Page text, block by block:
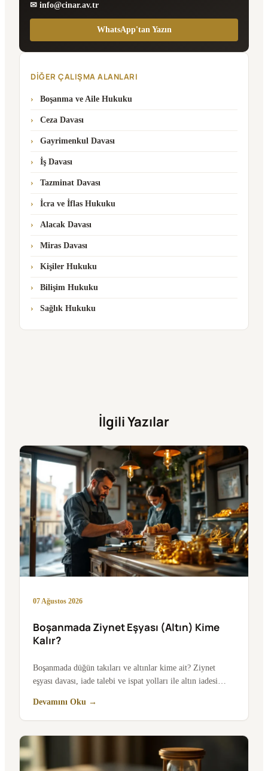
✉ info@cinar.av.tr
WhatsApp'tan Yazın
DIĞER ÇALIŞMA ALANLARI
Boşanma ve Aile Hukuku
Ceza Davası
Gayrimenkul Davası
İş Davası
Tazminat Davası
İcra ve İflas Hukuku
Alacak Davası
Miras Davası
Kişiler Hukuku
Bilişim Hukuku
Sağlık Hukuku
İlgili Yazılar
07 Ağustos 2026
Boşanmada Ziynet Eşyası (Altın) Kime
Kalır?
Boşanmada düğün takıları ve altınlar kime ait? Ziynet
eşyası davası, iade talebi ve ispat yolları ile altın iadesi…
Devamını Oku →